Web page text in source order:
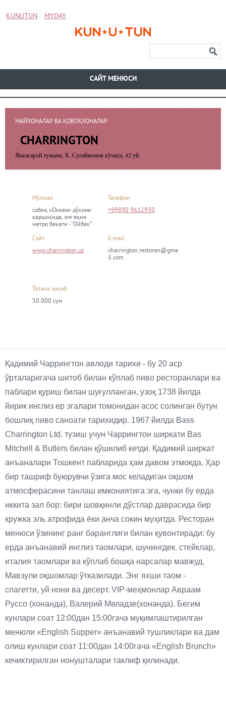
KUNUTUN MYDAY
CАЙТ МЕНЮСИ
МАЙХОНАЛАР ВА ҚОВОҚХОНАЛАР
CHARRINGTON
Яккасарой тумани, Х. Сулаймонов кўчаси, 42 уй
Мўлжал
собиқ «Океан» дўкони
қаршисида, энг яқин
метро бекати - “Ойбек”
Телефон
+99890 9612930
Сайт
www.charrington.uz
E-mail
charrington.restoran@gma
il.com
Ўртача ҳисоб
50 000 сум
Қадимий Чаррингтон авлоди тарихи - бу 20 аср
ўрталаригача шитоб билан кўплаб пиво ресторанлари ва
паблари қуриш билан шуғулланган, узоқ 1738 йилда
йирик инглиз ер эгалари томонидан асос солинган бутун
бошлиқ пиво саноати тарихидир. 1967 йилда Bass
Charrington Ltd. тузиш учун Чаррингтон ширкати Bas
Mitchell & Butlers билан қўшилиб кетди. Қадимий ширкат
анъаналари Тошкент пабларида ҳам давом этмокда. Ҳар
бир ташриф буюрувчи ўзига мос келадиган оқшом
атмосферасини танлаш имкониятига эга, чунки бу ерда
иккита зал бор: бири шовқинли дўстлар даврасида бир
кружка эль атрофида ёки анча сокин муҳитда. Ресторан
менюси ўзининг ранг баранглиги билан қувонтиради: бу
ерда анъанавий инглиз таомлари, шунингдек. стейклар,
италия таомлари ва кўплаб бошқа нарсалар мавжуд.
Мавзули оқшомлар ўтказилади. Энг яхши таом -
спагетти, уй нони ва десерт. VIP-меҳмонлар Авраам
Руссо (хонанда), Валерий Меладзе(хонанда). Бегим
кунлари соат 12:00дан 15:00гача муқимлаштирилган
менюли «English Supper» анъанавий тушликлари ва дам
олиш кунлари соат 11:00дан 14:00гача «English Brunch»
кечиктирилган нонушталари таклиф қилинади.